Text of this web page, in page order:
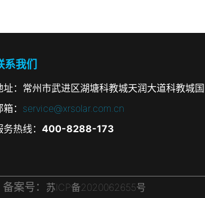
系我们
址：常州市武进区湖塘科教城天润大道科教城
： service@xrsolar.com.cn
务热线： 400-8288-173
案号： 苏ICP备2020062655号